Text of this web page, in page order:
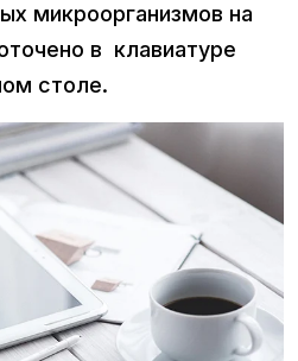
микроорганизмов на
в клавиатуре
столе.